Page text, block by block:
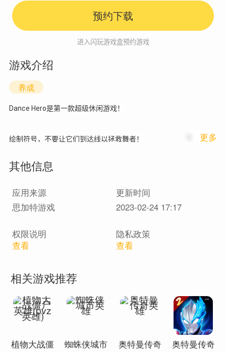
预约下载
进入闪玩游戏盒预约游戏
游戏介绍
养成
Dance Hero是第一款超级休闲游戏！
绘制符号，不要让它们到达线以拯救舞者！
游戏特色：
- 各种舞蹈和现代动作
- 简单的控制
- 不同的难度级别
来吧，跳舞吧！
更多
其他信息
应用来源
更新时间
思加特游戏
2023-02-24 17:17
权限说明
查看
隐私政策
查看
相关游戏推荐
植物大战僵
蜘蛛侠城市
奥特曼传奇
奥特曼传奇